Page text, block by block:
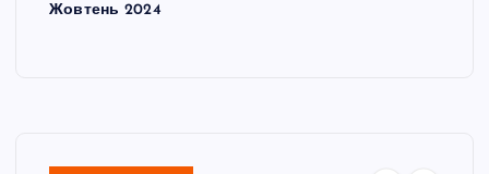
Жовтень 2024